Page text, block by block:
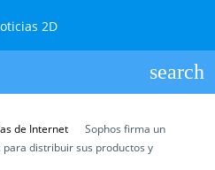
de Internet
Sophos firma un
distribuir sus productos y